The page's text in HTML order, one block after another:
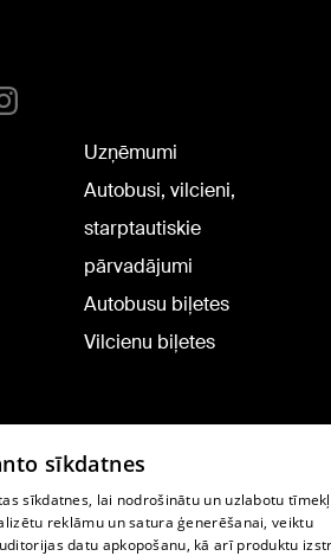
Uzņēmumi
Autobusi, vilcieni,
starptautiskie
pārvadājumi
Autobusu biļetes
Vilcienu biļetes
sīkdatnes
sīkdatnes, lai nodrošinātu un uzlabotu
reklāmu un satura ģenerēšanai, veiktu
datu apkopošanu, kā arī produktu